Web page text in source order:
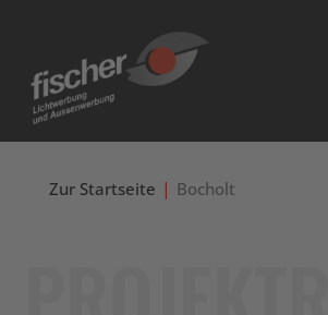
Zur Startseite Bocholt